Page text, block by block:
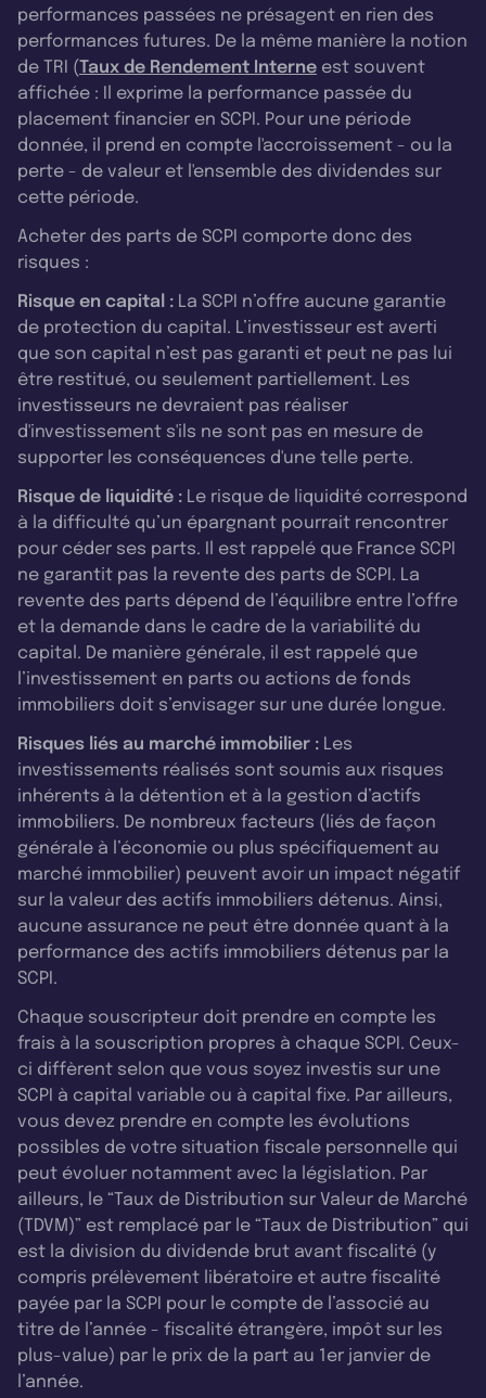
performances passées ne présagent en rien des
performances futures. De la même manière la notion
de TRI (Taux de Rendement Interne est souvent
affichée : Il exprime la performance passée du
placement financier en SCPI. Pour une période
donnée, il prend en compte l'accroissement - ou la
perte - de valeur et l'ensemble des dividendes sur
cette période.
Acheter des parts de SCPI comporte donc des
risques :
Risque en capital : La SCPI n’offre aucune garantie
de protection du capital. L’investisseur est averti
que son capital n’est pas garanti et peut ne pas lui
être restitué, ou seulement partiellement. Les
investisseurs ne devraient pas réaliser
d'investissement s'ils ne sont pas en mesure de
supporter les conséquences d'une telle perte.
Risque de liquidité : Le risque de liquidité correspond
à la difficulté qu’un épargnant pourrait rencontrer
pour céder ses parts. Il est rappelé que France SCPI
ne garantit pas la revente des parts de SCPI. La
revente des parts dépend de l’équilibre entre l’offre
et la demande dans le cadre de la variabilité du
capital. De manière générale, il est rappelé que
l’investissement en parts ou actions de fonds
immobiliers doit s’envisager sur une durée longue.
Risques liés au marché immobilier : Les
investissements réalisés sont soumis aux risques
inhérents à la détention et à la gestion d’actifs
immobiliers. De nombreux facteurs (liés de façon
générale à l’économie ou plus spécifiquement au
marché immobilier) peuvent avoir un impact négatif
sur la valeur des actifs immobiliers détenus. Ainsi,
aucune assurance ne peut être donnée quant à la
performance des actifs immobiliers détenus par la
SCPI.
Chaque souscripteur doit prendre en compte les
frais à la souscription propres à chaque SCPI. Ceux-
ci diffèrent selon que vous soyez investis sur une
SCPI à capital variable ou à capital fixe. Par ailleurs,
vous devez prendre en compte les évolutions
possibles de votre situation fiscale personnelle qui
peut évoluer notamment avec la législation. Par
ailleurs, le “Taux de Distribution sur Valeur de Marché
(TDVM)” est remplacé par le “Taux de Distribution” qui
est la division du dividende brut avant fiscalité (y
compris prélèvement libératoire et autre fiscalité
payée par la SCPI pour le compte de l’associé au
titre de l’année - fiscalité étrangère, impôt sur les
plus-value) par le prix de la part au 1er janvier de
l’année.